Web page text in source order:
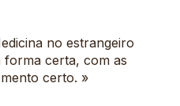
no estrangeiro
certa, com as
certo. »